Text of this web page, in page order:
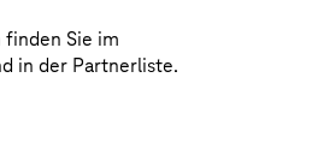
KI-fähig?
Sie im
in der Partnerliste.